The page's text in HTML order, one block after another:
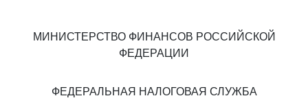
МИНИСТЕРСТВО ФИНАНСОВ РОССИЙСКОЙ
ФЕДЕРАЦИИ
ФЕДЕРАЛЬНАЯ НАЛОГОВАЯ СЛУЖБА